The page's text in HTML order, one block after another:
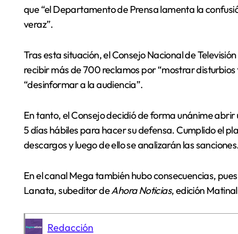
que “el Departamento de Prensa lamenta la
veraz”.
Tras esta situación, el Consejo Nacional de
recibir más de 700 reclamos por “mostrar
“desinformar a la audiencia”.
En tanto, el Consejo decidió de forma unánime
5 días hábiles para hacer su defensa. Cumplido el
descargos y luego de ello se analizarán las
En el canal Mega también hubo consecuencias,
Lanata, subeditor deAhora Noticias, edición
Redacción